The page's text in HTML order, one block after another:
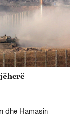
dhe Hamasin